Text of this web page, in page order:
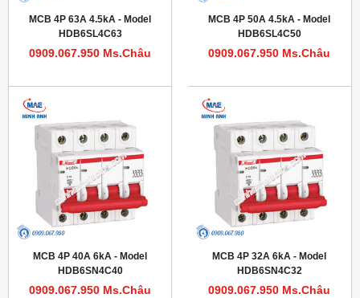
MCB 4P 63A 4.5kA - Model
HDB6SL4C63
0909.067.950 Ms.Châu
MCB 4P 50A 4.5kA - Model
HDB6SL4C50
0909.067.950 Ms.Châu
MCB 4P 40A 6kA - Model
HDB6SN4C40
0909.067.950 Ms.Châu
MCB 4P 32A 6kA - Model
HDB6SN4C32
0909.067.950 Ms.Châu